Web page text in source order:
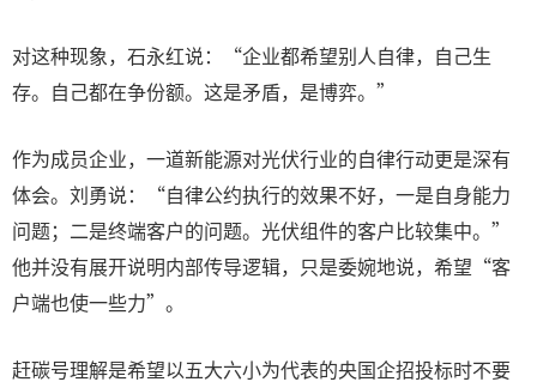
对这种现象，石永红说：“企业都希望别人自律，自己生
存。自己都在争份额。这是矛盾，是博弈。”
作为成员企业，一道新能源对光伏行业的自律行动更是深有
体会。刘勇说：“自律公约执行的效果不好，一是自身能力
问题；二是终端客户的问题。光伏组件的客户比较集中。”
他并没有展开说明内部传导逻辑，只是委婉地说，希望“客
户端也使一些力”。
赶碳号理解是希望以五大六小为代表的央国企招投标时不要